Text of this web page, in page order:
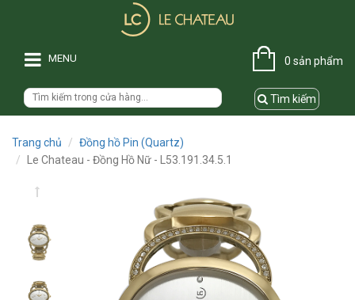
MENU 0 sản phẩm
Tìm kiếm
Trang chủ
Đồng hồ Pin (Quartz)
Le Chateau - Đồng Hồ Nữ - L53.191.34.5.1